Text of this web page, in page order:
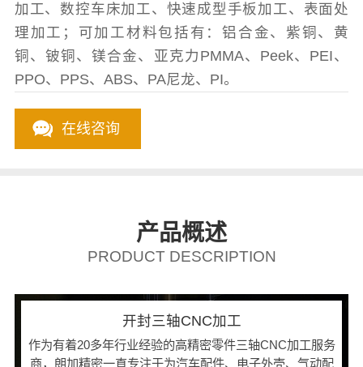
加工、数控车床加工、快速成型手板加工、表面处
理加工；可加工材料包括有：铝合金、紫铜、黄
铜、铍铜、镁合金、亚克力PMMA、Peek、PEI、
PPO、PPS、ABS、PA尼龙、PI。
在线咨询
产品概述
PRODUCT DESCRIPTION
开封三轴CNC加工
作为有着20多年行业经验的高精密零件三轴CNC加工服务
商，朗加精密一直专注于为汽车配件、电子外壳、气动配